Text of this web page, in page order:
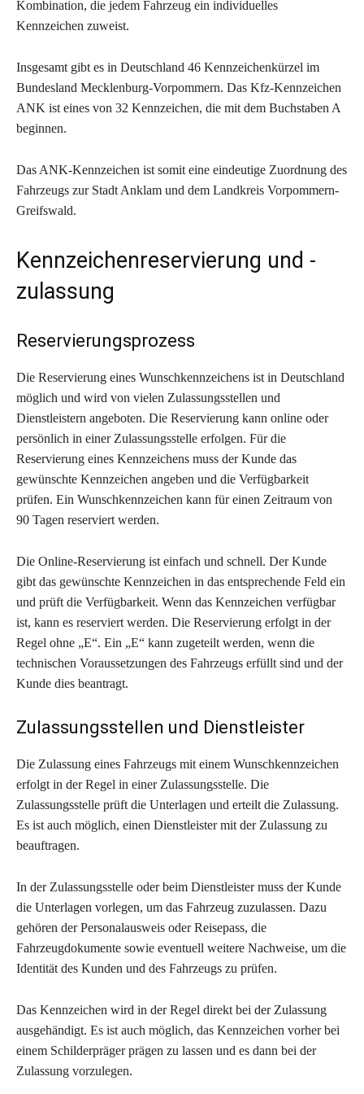
Kombination, die jedem Fahrzeug ein individuelles
Kennzeichen zuweist.
Insgesamt gibt es in Deutschland 46 Kennzeichenkürzel im
Bundesland Mecklenburg-Vorpommern. Das Kfz-Kennzeichen
ANK ist eines von 32 Kennzeichen, die mit dem Buchstaben A
beginnen.
Das ANK-Kennzeichen ist somit eine eindeutige Zuordnung des
Fahrzeugs zur Stadt Anklam und dem Landkreis Vorpommern-
Greifswald.
Kennzeichenreservierung und -
zulassung
Reservierungsprozess
Die Reservierung eines Wunschkennzeichens ist in Deutschland
möglich und wird von vielen Zulassungsstellen und
Dienstleistern angeboten. Die Reservierung kann online oder
persönlich in einer Zulassungsstelle erfolgen. Für die
Reservierung eines Kennzeichens muss der Kunde das
gewünschte Kennzeichen angeben und die Verfügbarkeit
prüfen. Ein Wunschkennzeichen kann für einen Zeitraum von
90 Tagen reserviert werden.
Die Online-Reservierung ist einfach und schnell. Der Kunde
gibt das gewünschte Kennzeichen in das entsprechende Feld ein
und prüft die Verfügbarkeit. Wenn das Kennzeichen verfügbar
ist, kann es reserviert werden. Die Reservierung erfolgt in der
Regel ohne „E“. Ein „E“ kann zugeteilt werden, wenn die
technischen Voraussetzungen des Fahrzeugs erfüllt sind und der
Kunde dies beantragt.
Zulassungsstellen und Dienstleister
Die Zulassung eines Fahrzeugs mit einem Wunschkennzeichen
erfolgt in der Regel in einer Zulassungsstelle. Die
Zulassungsstelle prüft die Unterlagen und erteilt die Zulassung.
Es ist auch möglich, einen Dienstleister mit der Zulassung zu
beauftragen.
In der Zulassungsstelle oder beim Dienstleister muss der Kunde
die Unterlagen vorlegen, um das Fahrzeug zuzulassen. Dazu
gehören der Personalausweis oder Reisepass, die
Fahrzeugdokumente sowie eventuell weitere Nachweise, um die
Identität des Kunden und des Fahrzeugs zu prüfen.
Das Kennzeichen wird in der Regel direkt bei der Zulassung
ausgehändigt. Es ist auch möglich, das Kennzeichen vorher bei
einem Schilderpräger prägen zu lassen und es dann bei der
Zulassung vorzulegen.